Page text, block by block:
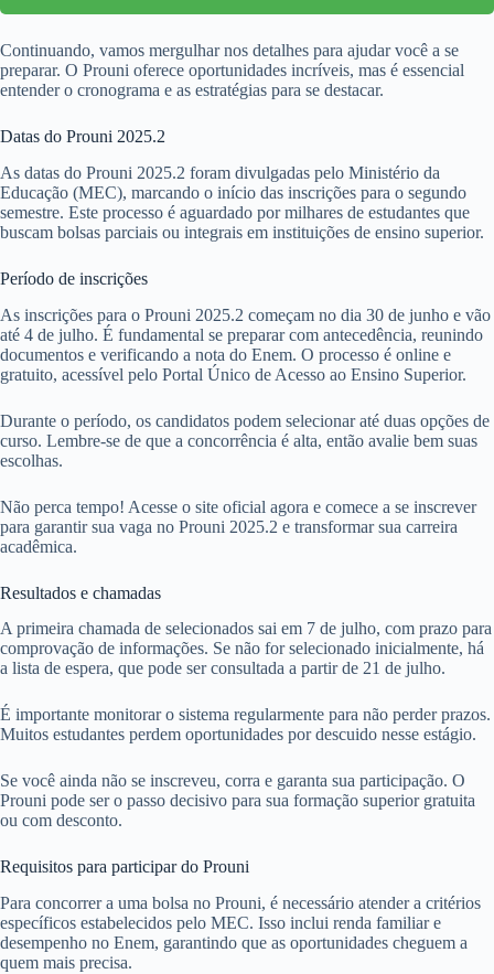
Continuando, vamos mergulhar nos detalhes para ajudar você a se
preparar. O Prouni oferece oportunidades incríveis, mas é essencial
entender o cronograma e as estratégias para se destacar.
Datas do Prouni 2025.2
As datas do Prouni 2025.2 foram divulgadas pelo Ministério da
Educação (MEC), marcando o início das inscrições para o segundo
semestre. Este processo é aguardado por milhares de estudantes que
buscam bolsas parciais ou integrais em instituições de ensino superior.
Período de inscrições
As inscrições para o Prouni 2025.2 começam no dia 30 de junho e vão
até 4 de julho. É fundamental se preparar com antecedência, reunindo
documentos e verificando a nota do Enem. O processo é online e
gratuito, acessível pelo Portal Único de Acesso ao Ensino Superior.
Durante o período, os candidatos podem selecionar até duas opções de
curso. Lembre-se de que a concorrência é alta, então avalie bem suas
escolhas.
Não perca tempo! Acesse o site oficial agora e comece a se inscrever
para garantir sua vaga no Prouni 2025.2 e transformar sua carreira
acadêmica.
Resultados e chamadas
A primeira chamada de selecionados sai em 7 de julho, com prazo para
comprovação de informações. Se não for selecionado inicialmente, há
a lista de espera, que pode ser consultada a partir de 21 de julho.
É importante monitorar o sistema regularmente para não perder prazos.
Muitos estudantes perdem oportunidades por descuido nesse estágio.
Se você ainda não se inscreveu, corra e garanta sua participação. O
Prouni pode ser o passo decisivo para sua formação superior gratuita
ou com desconto.
Requisitos para participar do Prouni
Para concorrer a uma bolsa no Prouni, é necessário atender a critérios
específicos estabelecidos pelo MEC. Isso inclui renda familiar e
desempenho no Enem, garantindo que as oportunidades cheguem a
quem mais precisa.